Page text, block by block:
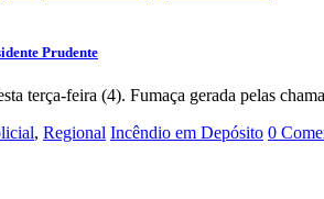
Prudente
terça-feira (4). Fumaça gerada pelas
, Regional Incêndio em Depósito 0